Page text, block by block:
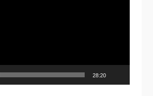
28:20